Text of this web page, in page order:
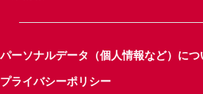
パーソナルデータ（個人情報など）につ
プライバシーポリシー